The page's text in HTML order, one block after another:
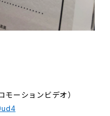
モーションビデオ）